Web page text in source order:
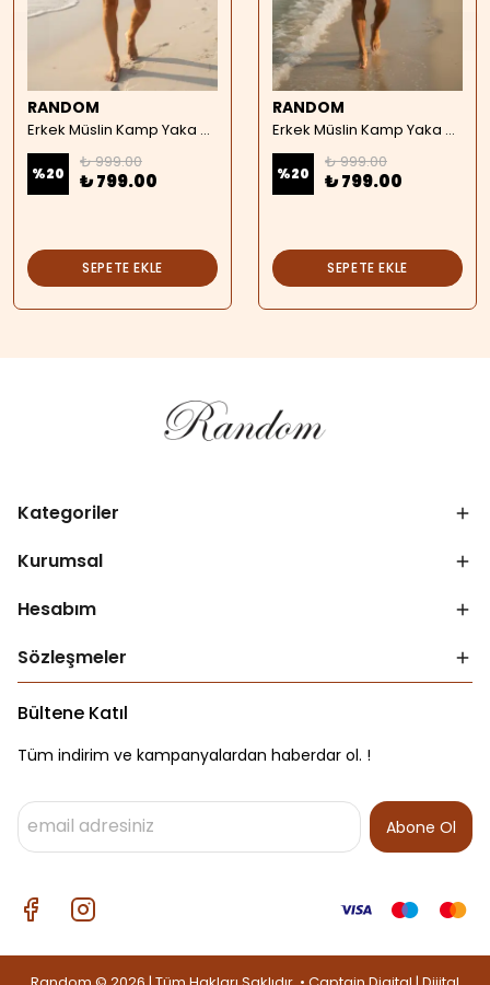
RANDOM
Erkek Müslin Kamp Yaka Kısa Kollu Gömlek - bej
%20
₺ 999.00
₺ 799.00
SEPETE EKLE
RANDOM
Erkek Müslin Kamp Yaka Kısa Kollu Gömlek - beyaz
%20
₺ 999.00
₺ 799.00
SEPETE EKLE
Kategoriler
Kurumsal
Hesabım
Sözleşmeler
Bültene Katıl
Tüm indirim ve kampanyalardan haberdar ol. !
Abone Ol